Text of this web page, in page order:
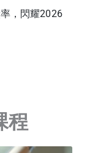
，閃耀2026
程